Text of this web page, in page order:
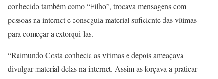
conhecido também como “Filho”, trocava mensagens com
pessoas na internet e conseguia material suficiente das vítimas
para começar a extorqui-las.
“Raimundo Costa conhecia as vítimas e depois ameaçava
divulgar material delas na internet. Assim as forçava a praticar